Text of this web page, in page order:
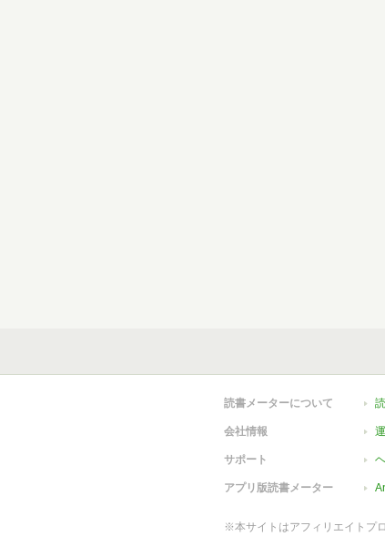
読書メーターについて
会社情報
サポート
アプリ版読書メーター
※本サイトはアフィリエイトプ